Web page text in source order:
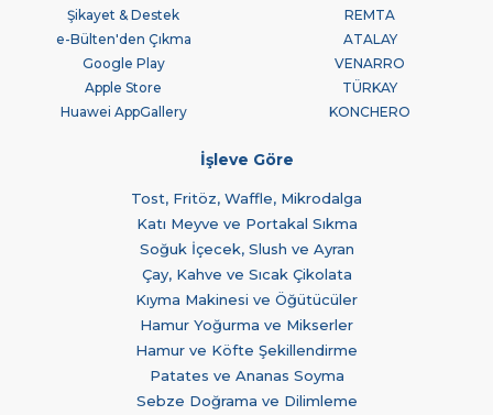
Şikayet & Destek
e-Bülten'den Çıkma
Google Play
Apple Store
Huawei AppGallery
REMTA
ATALAY
VENARRO
TÜRKAY
KONCHERO
İşleve Göre
Tost, Fritöz, Waffle, Mikrodalga
Katı Meyve ve Portakal Sıkma
Soğuk İçecek, Slush ve Ayran
Çay, Kahve ve Sıcak Çikolata
Kıyma Makinesi ve Öğütücüler
Hamur Yoğurma ve Mikserler
Hamur ve Köfte Şekillendirme
Patates ve Ananas Soyma
Sebze Doğrama ve Dilimleme